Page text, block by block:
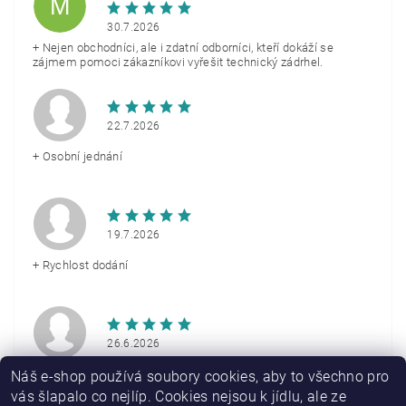
M
30.7.2026
+ Nejen obchodníci, ale i zdatní odborníci, kteří dokáží se
zájmem pomoci zákazníkovi vyřešit technický zádrhel.
22.7.2026
+ Osobní jednání
19.7.2026
+ Rychlost dodání
26.6.2026
+ Rychlé doručení
Náš e-shop používá soubory cookies, aby to všechno pro
vás šlapalo co nejlíp. Cookies nejsou k jídlu, ale ze